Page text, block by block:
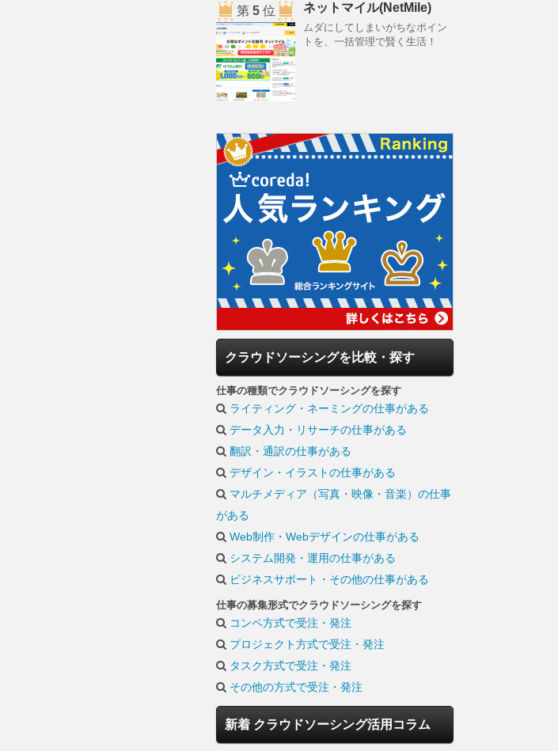
第 5位 ネットマイル(NetMile)
ムダにしてしまいがちなポイン
トを、一括管理で賢く生活！
クラウドソーシングを比較・探す
仕事の種類でクラウドソーシングを探す
ライティング・ネーミングの仕事がある
データ入力・リサーチの仕事がある
翻訳・通訳の仕事がある
デザイン・イラストの仕事がある
マルチメディア（写真・映像・音楽）の仕事
がある
Web制作・Webデザインの仕事がある
システム開発・運用の仕事がある
ビジネスサポート・その他の仕事がある
仕事の募集形式でクラウドソーシングを探す
コンペ方式で受注・発注
プロジェクト方式で受注・発注
タスク方式で受注・発注
その他の方式で受注・発注
新着 クラウドソーシング活用コラム